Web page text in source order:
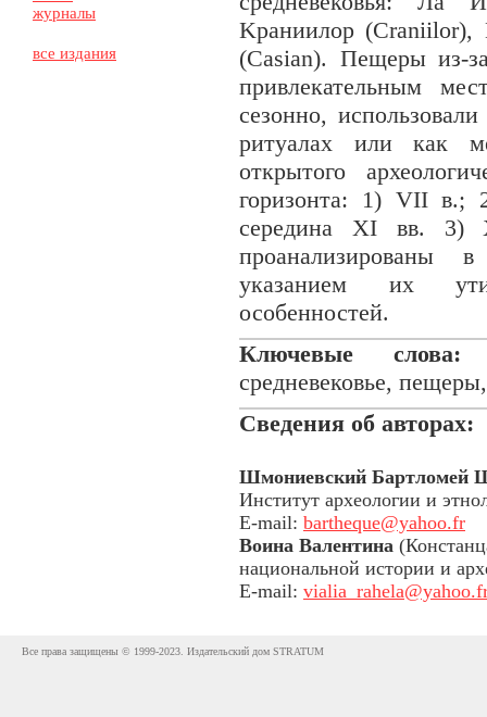
журналы
все издания
Kраниилоp (Craniilor),
(Casian). Пещеры из-
привлекательным
сезонно,
ритуалах или как
открытого
горизонта: 1) VII
середина XI вв.
проанализированы
указанием их
особенностей.
Ключевые слова:
средневековье,
Сведения об авторах:
Шмониевский Бартлoмeй
Институт археологии и
E-mail: bartheque@yahoo.fr
Воина Вaлентинa
национальной истории и
E-mail:
Все права защищены © 1999-2023. Издательский дом STRATUM